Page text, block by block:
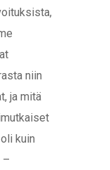
niin
ja mitä
kuin
–